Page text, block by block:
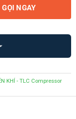
GỌI NGAY
KHÍ - TLC Compressor